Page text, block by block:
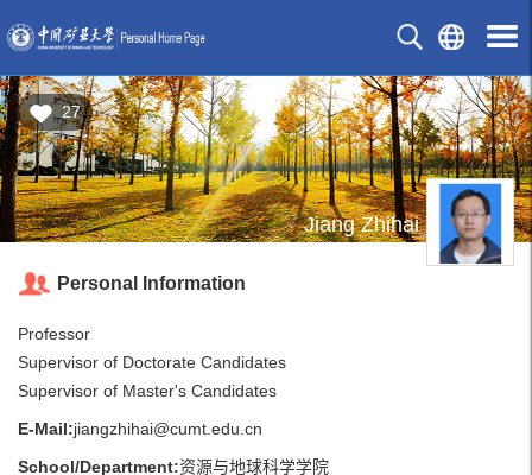
27
Jiang Zhihai
Personal Information
Professor
Supervisor of Doctorate Candidates
Supervisor of Master's Candidates
E-Mail:jiangzhihai@cumt.edu.cn
School/Department:资源与地球科学学院